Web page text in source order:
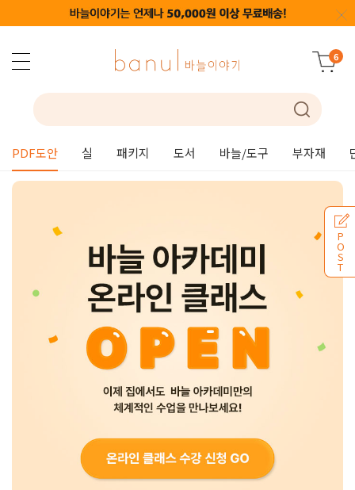
6
PDF도안 실 패키지 도서 바늘/도구 부자재
P
O
S
T